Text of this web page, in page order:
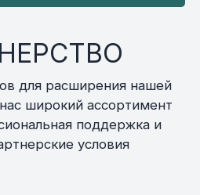
для расширения нашей
широкий ассортимент
поддержка и
условия